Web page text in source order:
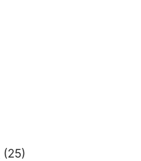
(25)